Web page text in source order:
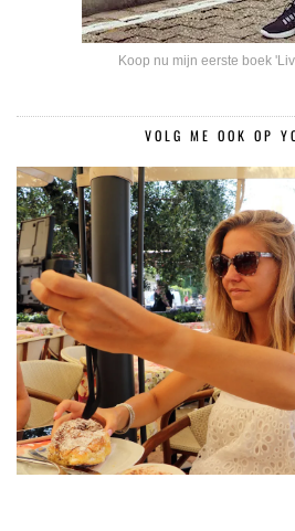
Koop nu mijn eerste boek
VOLG ME OOK OP